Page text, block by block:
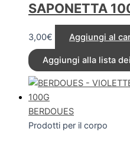
SAPONETTA
3,00€ Aggiungi al
Aggiungi alla lista
BERDOUES
Prodotti per il corpo